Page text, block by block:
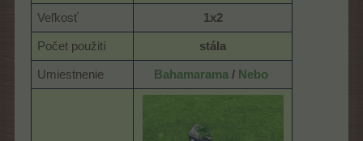
Veľkosť 1x2
Počet použití stála
Umiestnenie Bahamarama / Nebo